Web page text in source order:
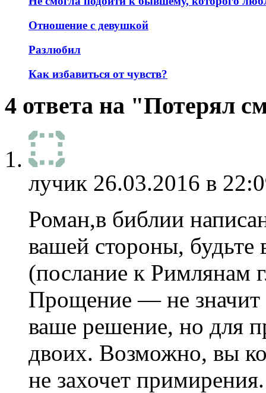
Отношение с девушкой
Разлюбил
Как избавиться от чувств?
4 ответа на "Потерял
лучик 26.03.2016 в
Роман,в библии
вашей стороны,
(послание к Римлянам
Прощение — не
ваше решение, но для
двоих. Возможно, вы
не захочет